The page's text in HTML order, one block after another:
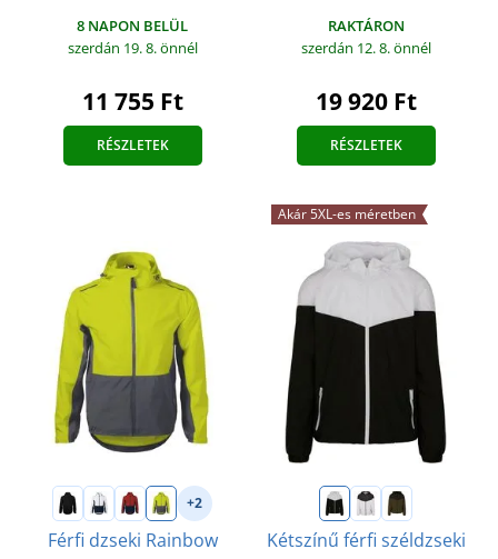
8 NAPON BELÜL
szerdán 19. 8.önnél
11 755 Ft
RÉSZLETEK
RAKTÁRON
szerdán 12. 8.önnél
19 920 Ft
RÉSZLETEK
+2
Férfi dzseki Rainbow
Akár 5XL-es méretben
Kétszínű férfi széldzseki